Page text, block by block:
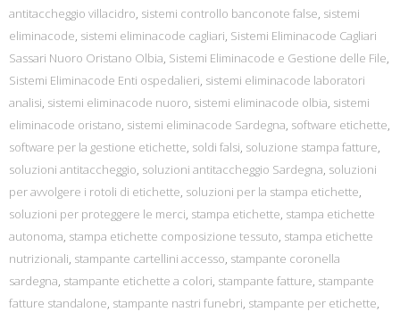
antitaccheggio villacidro, sistemi controllo banconote false, sistemi
eliminacode, sistemi eliminacode cagliari, Sistemi Eliminacode Cagliari
Sassari Nuoro Oristano Olbia, Sistemi Eliminacode e Gestione delle File,
Sistemi Eliminacode Enti ospedalieri, sistemi eliminacode laboratori
analisi, sistemi eliminacode nuoro, sistemi eliminacode olbia, sistemi
eliminacode oristano, sistemi eliminacode Sardegna, software etichette,
software per la gestione etichette, soldi falsi, soluzione stampa fatture,
soluzioni antitaccheggio, soluzioni antitaccheggio Sardegna, soluzioni
per avvolgere i rotoli di etichette, soluzioni per la stampa etichette,
soluzioni per proteggere le merci, stampa etichette, stampa etichette
autonoma, stampa etichette composizione tessuto, stampa etichette
nutrizionali, stampante cartellini accesso, stampante coronella
sardegna, stampante etichette a colori, stampante fatture, stampante
fatture standalone, stampante nastri funebri, stampante per etichette,